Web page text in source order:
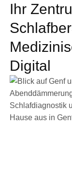
Ihr
Digital